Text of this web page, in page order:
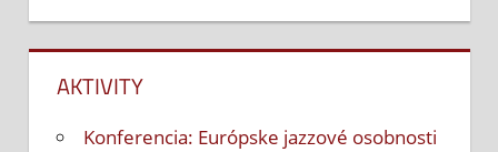
AKTIVITY
Konferencia: Európske jazzové osobnosti